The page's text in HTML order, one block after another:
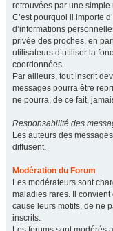
retrouvées par une
C’est pourquoi il importe
d’informations
privée des proches, en
utilisateurs d’utiliser la
coordonnées.
Par ailleurs, tout inscrit
messages pourra être
ne pourra, de ce fait,
Responsabilité des
Les auteurs des
diffusent.
Modération du Forum
Les modérateurs sont
maladies rares. Il
cause leurs motifs, de ne
inscrits.